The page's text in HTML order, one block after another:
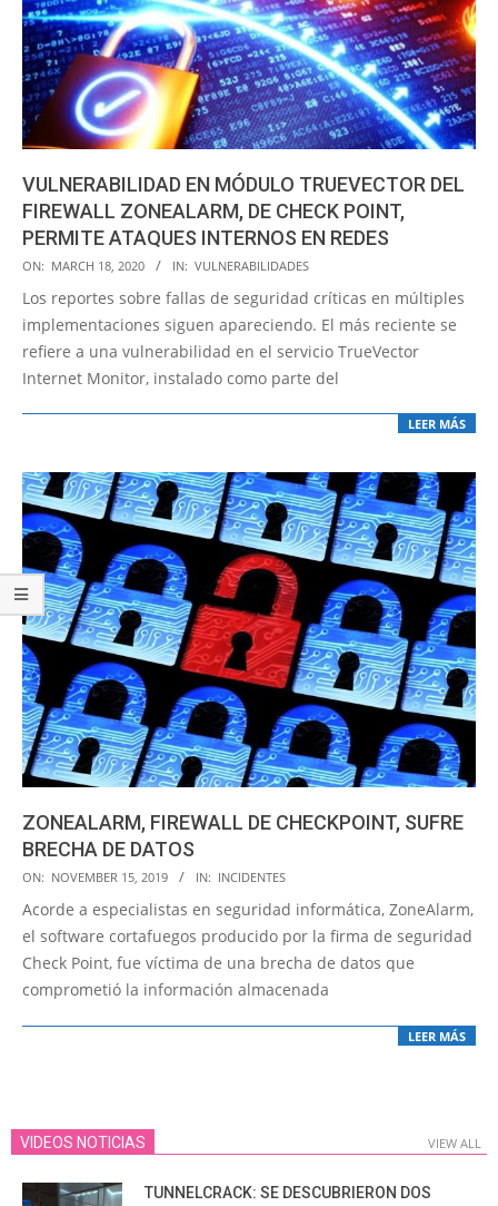
VULNERABILIDAD EN MÓDULO TRUEVECTOR DEL
FIREWALL ZONEALARM, DE CHECK POINT,
PERMITE ATAQUES INTERNOS EN REDES
2020-
03-
18
ON: MARCH 18, 2020 IN: VULNERABILIDADES
Los reportes sobre fallas de seguridad críticas en múltiples
implementaciones siguen apareciendo. El más reciente se
refiere a una vulnerabilidad en el servicio TrueVector
Internet Monitor, instalado como parte del
LEER MÁS
ZONEALARM, FIREWALL DE CHECKPOINT, SUFRE
BRECHA DE DATOS
2019-
11-
15
ON: NOVEMBER 15, 2019 IN: INCIDENTES
Acorde a especialistas en seguridad informática, ZoneAlarm,
el software cortafuegos producido por la firma de seguridad
Check Point, fue víctima de una brecha de datos que
comprometió la información almacenada
LEER MÁS
VIDEOS NOTICIAS VIEW ALL
TUNNELCRACK: SE DESCUBRIERON DOS